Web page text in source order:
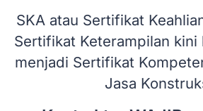
SKA atau Sertifikat
Sertifikat Keterampilan
menjadi Sertifikat
Jasa